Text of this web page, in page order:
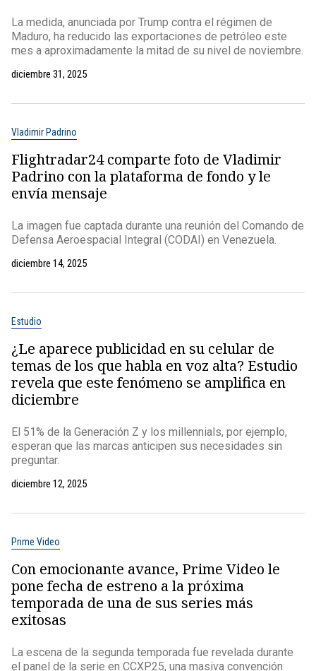
La medida, anunciada por Trump contra el régimen de
Maduro, ha reducido las exportaciones de petróleo este
mes a aproximadamente la mitad de su nivel de noviembre.
diciembre 31, 2025
Vladimir Padrino
Flightradar24 comparte foto de Vladimir
Padrino con la plataforma de fondo y le
envía mensaje
La imagen fue captada durante una reunión del Comando de
Defensa Aeroespacial Integral (CODAI) en Venezuela.
diciembre 14, 2025
Estudio
¿Le aparece publicidad en su celular de
temas de los que habla en voz alta? Estudio
revela que este fenómeno se amplifica en
diciembre
El 51% de la Generación Z y los millennials, por ejemplo,
esperan que las marcas anticipen sus necesidades sin
preguntar.
diciembre 12, 2025
Prime Video
Con emocionante avance, Prime Video le
pone fecha de estreno a la próxima
temporada de una de sus series más
exitosas
La escena de la segunda temporada fue revelada durante
el panel de la serie en CCXP25, una masiva convención